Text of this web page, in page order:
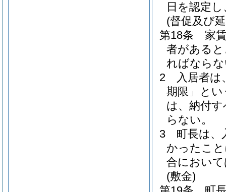
日を認定
(督促及び
第18条
家
者がある
ればなら
2
入居者は
期限」とい
は、納付
らない。
3
町長は、
かったこ
合におい
(敷金)